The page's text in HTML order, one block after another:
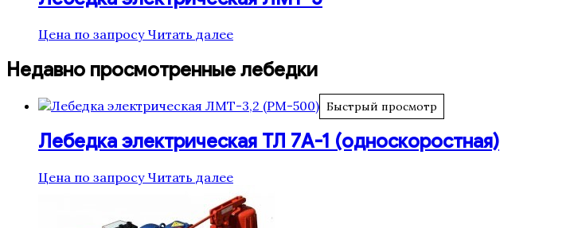
Цена по запросу Читать далее
Недавно просмотренные лебедки
Быстрый просмотр
Лебедка электрическая ТЛ 7А-1 (односкоростная)
Цена по запросу Читать далее